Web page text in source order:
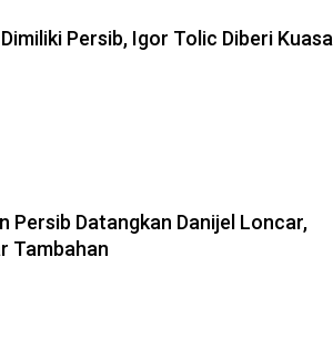
Persib, Igor Tolic Diberi Kuasa
Persib Datangkan Danijel Loncar,
Tambahan